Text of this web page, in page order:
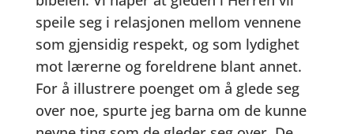
speile seg i relasjonen mellom vennene
som gjensidig respekt, og som lydighet
mot lærerne og foreldrene blant annet.
For å illustrere poenget om å glede seg
over noe, spurte jeg barna om de kunne